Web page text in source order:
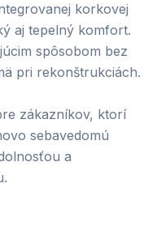
korkovej
aj tepelný komfort.
spôsobom bez
pri rekonštrukciách.
zákazníkov, ktorí
sebavedomú
a